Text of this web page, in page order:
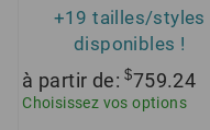
+19 tailles/styles
disponibles !
à partir de:$759.24
Choisissez vos options